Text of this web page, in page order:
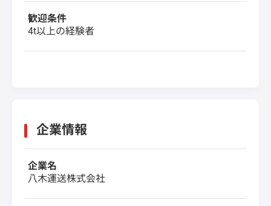
歓迎条件
4t以上の経験者
企業情報
企業名
八木運送株式会社